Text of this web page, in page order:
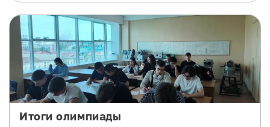
Итоги олимпиады